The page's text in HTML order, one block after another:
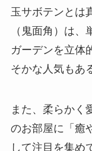
玉サボテンとは
（鬼面角）は
ガーデンを立体
そかな人気もあ
また、柔らかく
のお部屋に「癒
して注目を集め